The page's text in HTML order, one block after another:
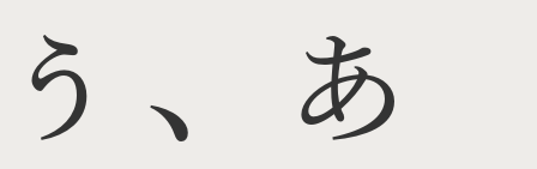
う、あ